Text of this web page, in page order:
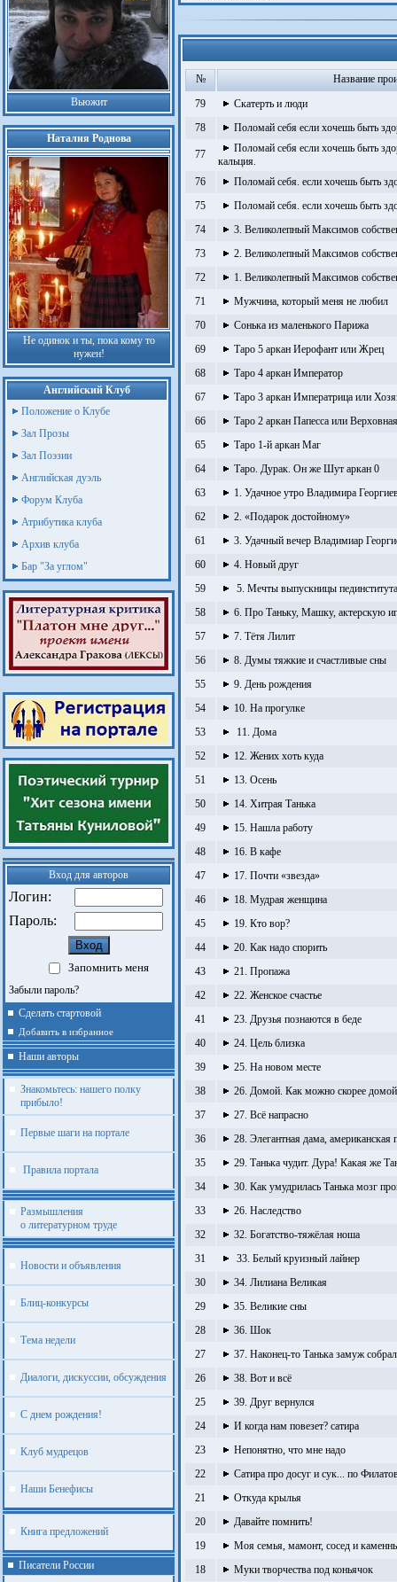
Вьюжит
Наталия Роднова
Не одинок и ты, пока кому то
нужен!
Английский Клуб
Положение о Клубе
Зал Прозы
Зал Поэзии
Английская дуэль
Форум Клуба
Атрибутика клуба
Архив клуба
Бар "За углом"
Вход для авторов
Логин:
Пароль:
Запомнить меня
Забыли пароль?
Сделать стартовой
Добавить в избранное
Наши авторы
Знакомьтесь: нашего полку
прибыло!
Первые шаги на портале
Правила портала
Размышления
о литературном труде
Новости и объявления
Блиц-конкурсы
Тема недели
Диалоги, дискуссии, обсуждения
С днем рождения!
Клуб мудрецов
Наши Бенефисы
Книга предложений
Писатели России
№
Название
79
Скатерть и люди
78
Поломай себя если хочешь быть
77
Поломай себя если хочешь быть
кальция.
76
Поломай себя. если хочешь быть
75
Поломай себя. если хочешь быть
74
3. Великолепный Максимов
73
2. Великолепный Максимов
72
1. Великолепный Максимов
71
Мужчина, который меня не любил
70
Сонька из маленького Парижа
69
Таро 5 аркан Иерофант или Жрец
68
Таро 4 аркан Император
67
Таро 3 аркан Императрица или
66
Таро 2 аркан Папесса или
65
Таро 1-й аркан Маг
64
Таро. Дурак. Он же Шут аркан 0
63
1. Удачное утро Владимира
62
2. «Подарок достойному»
61
3. Удачный вечер Владимиар
60
4. Новый друг
59
5. Мечты выпускницы пединститута
58
6. Про Таньку, Машку, актерскую
57
7. Тётя Лилит
56
8. Думы тяжкие и счастливые сны
55
9. День рождения
54
10. На прогулке
53
11. Дома
52
12. Жених хоть куда
51
13. Осень
50
14. Хитрая Танька
49
15. Нашла работу
48
16. В кафе
47
17. Почти «звезда»
46
18. Мудрая женщина
45
19. Кто вор?
44
20. Как надо спорить
43
21. Пропажа
42
22. Женское счастье
41
23. Друзья познаются в беде
40
24. Цель близка
39
25. На новом месте
38
26. Домой. Как можно скорее домой
37
27. Всё напрасно
36
28. Элегантная дама, американская
35
29. Танька чудит. Дура! Какая же
34
30. Как умудрилась Танька мозг
33
26. Наследство
32
32. Богатство-тяжёлая ноша
31
33. Белый круизный лайнер
30
34. Лилиана Великая
29
35. Великие сны
28
36. Шок
27
37. Наконец-то Танька замуж
26
38. Вот и всё
25
39. Друг вернулся
24
И когда нам повезет? сатира
23
Непонятно, что мне надо
22
Сатира про досуг и сук... по
21
Откуда крылья
20
Давайте помнить!
19
Моя семья, мамонт, сосед и
18
Муки творчества под коньячок